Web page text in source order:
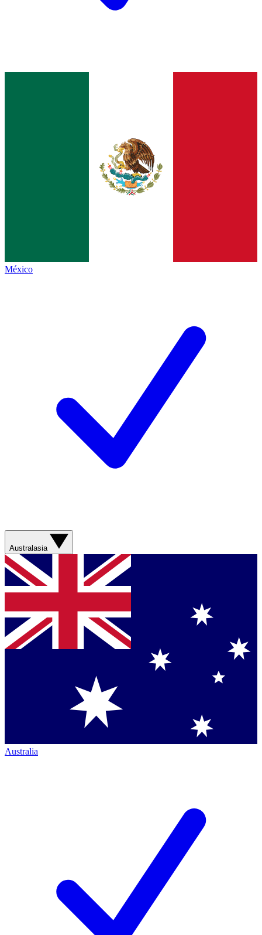
México
Australasia
Australia